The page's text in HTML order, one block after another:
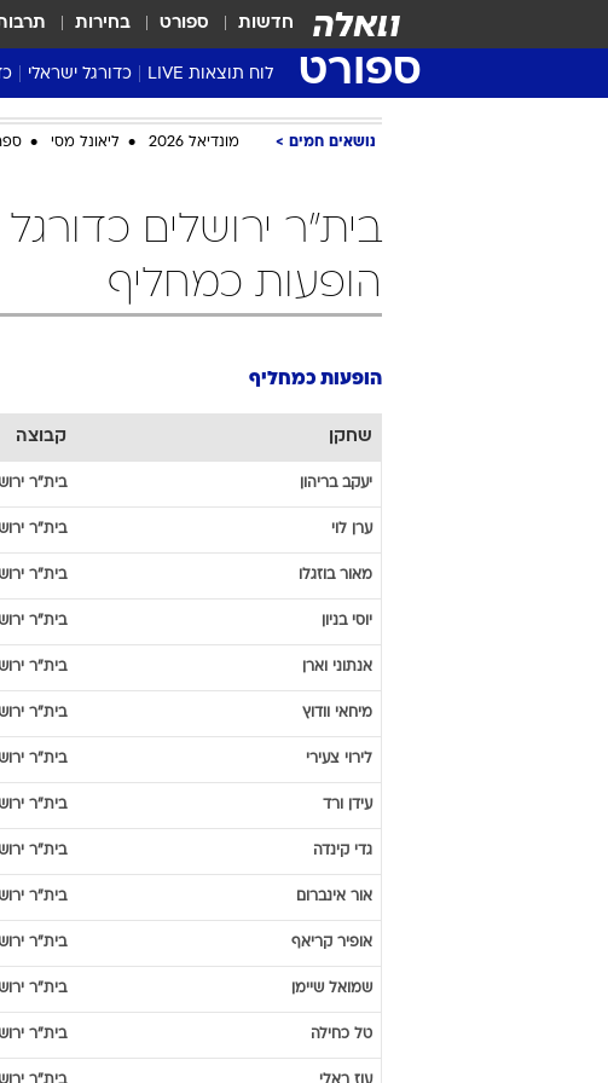
חדשות ספורט בחירות
ספורט לוח תוצאות LIVE כדורגל ישראלי
ליגת העל Winner
גביע הטוטו
נושאים חמים מונדיאל 2026 ליאונל מסי
הופעות כמחליף
הופעות כמחליף
שחקן קבוצה
יעקב בריהון בית"ר
ערן לוי בית"ר
מאור בוזגלו בית"ר
יוסי בניון בית"ר
אנתוני וארן בית"ר
מיחאי וודוץ בית"ר
לירוי צעירי בית"ר
עידן ורד בית"ר
גדי קינדה בית"ר
אור אינברום בית"ר
אופיר קריאף בית"ר
שמואל שיימן בית"ר
טל כחילה בית"ר